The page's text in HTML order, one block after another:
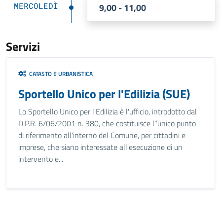
MERCOLEDÌ 9,00 - 11,00
Servizi
CATASTO E URBANISTICA
Sportello Unico per l'Edilizia (SUE)
Lo Sportello Unico per l'Edilizia è l'ufficio, introdotto dal
D.P.R. 6/06/2001 n. 380, che costituisce l'’unico punto
di riferimento all'interno del Comune, per cittadini e
imprese, che siano interessate all'esecuzione di un
intervento e...